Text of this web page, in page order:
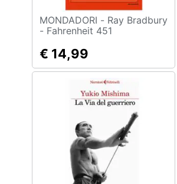
Prima infanzia
Casalinghi
Abbigliamento
Animali
MONDADORI - Ray Bradbury
- Fahrenheit 451
€ 14,99